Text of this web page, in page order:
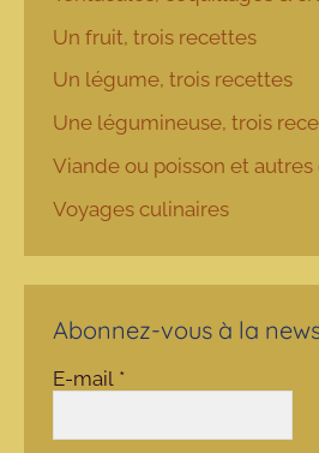
Un fruit, trois recettes
Un légume, trois recettes
Une légumineuse, trois
Viande ou poisson et
Voyages culinaires
Abonnez-vous à la
E-mail *